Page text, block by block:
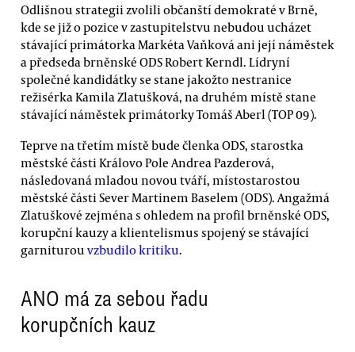
Odlišnou strategii zvolili občanští demokraté v Brně,
kde se již o pozice v zastupitelstvu nebudou ucházet
stávající primátorka Markéta Vaňková ani její náměstek
a předseda brněnské ODS Robert Kerndl. Lídryní
společné kandidátky se stane jakožto nestranice
režisérka Kamila Zlatušková, na druhém místě stane
stávající náměstek primátorky Tomáš Aberl (TOP 09).
Teprve na třetím místě bude členka ODS, starostka
městské části Královo Pole Andrea Pazderová,
následovaná mladou novou tváří, místostarostou
městské části Sever Martinem Baselem (ODS). Angažmá
Zlatuškové zejména s ohledem na profil brněnské ODS,
korupční kauzy a klientelismus spojený se stávající
garniturou vzbudilo kritiku.
ANO má za sebou řadu
korupčních kauz